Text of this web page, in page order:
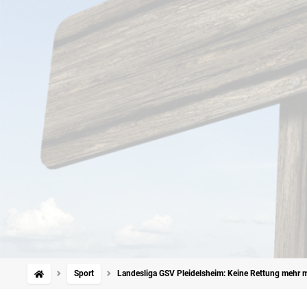
Sport Landesliga GSV Pleidelsheim: Keine Rettung